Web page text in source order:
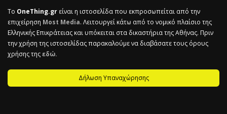
Το OneThing.gr είναι η ιστοσελίδα που εκπροσωπείται από την
επιχείρηση Most Media. Λειτουργεί κάτω από το νομικό πλαίσιο της
Ελληνικής Επικράτειας και υπόκειται στα δικαστήρια της Αθήνας. Πριν
την χρήση της ιστοσελίδας παρακαλούμε να διαβάσατε τους όρους
χρήσης τηςεδώ.
Δήλωση Υπαναχώρησης